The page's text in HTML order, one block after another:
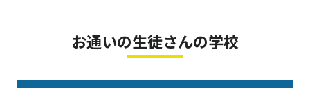
お通いの生徒さんの学校